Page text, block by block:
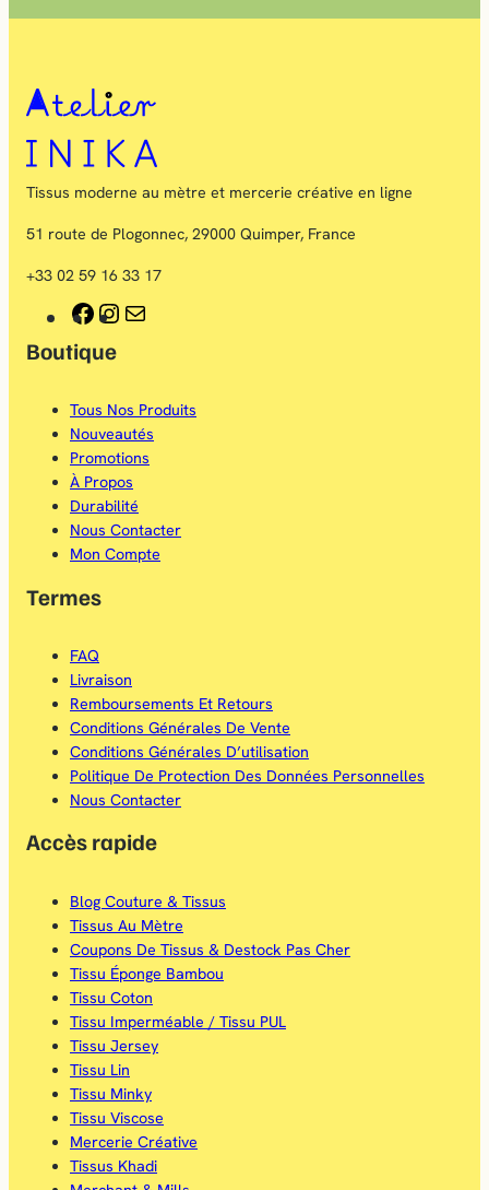
Tissus moderne au mètre et mercerie créative en ligne
51 route de Plogonnec, 29000 Quimper, France
+33 02 59 16 33 17
F
a
e
b
o
o
k
I
t
a
g
r
a
a
i
Boutique
Tous Nos Produits
Nouveautés
Promotions
À Propos
Durabilité
Nous Contacter
Mon Compte
Termes
FAQ
Livraison
Remboursements Et Retours
Conditions Générales De Vente
Conditions Générales D’utilisation
Politique De Protection Des Données Personnelles
Nous Contacter
Accès rapide
Blog Couture & Tissus
Tissus Au Mètre
Coupons De Tissus & Destock Pas Cher
Tissu Éponge Bambou
Tissu Coton
Tissu Imperméable / Tissu PUL
Tissu Jersey
Tissu Lin
Tissu Minky
Tissu Viscose
Mercerie Créative
Tissus Khadi